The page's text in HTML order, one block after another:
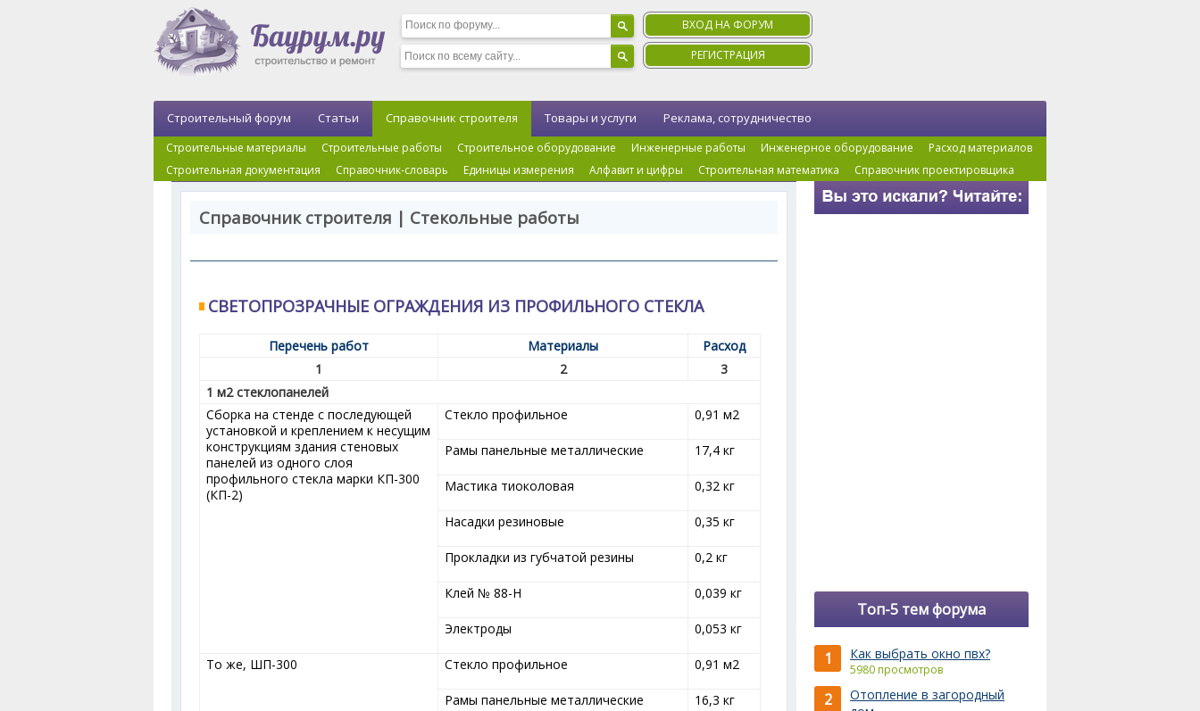
ВХОД НА ФОРУМ
РЕГИСТРАЦИЯ
Строительный форум Статьи Справочник строителя
Строительные материалы Строительные работы Строительное оборудование Инженерные работы Инженерное оборудование
Расход материалов
Строительная документация
Справочник-словарь Единицы измерения Алфавит и цифры Строительная математика Справочник проектировщика
Товары и услуги Реклама, сотрудничество
Справочник строителя | Стекольные работы
СВЕТОПРОЗРАЧНЫЕ ОГРАЖДЕНИЯ ИЗ ПРОФИЛЬНОГО СТЕКЛА
Перечень работ Материалы
Расход
1
2
3
1 м2стеклопанелей
Сборка на стенде с последующей
установкой и креплением к несущим
конструкциям здания стеновых
панелей из одного слоя
профильного стекла марки КП-300
(КП-2)
Стекло профильное 0,91 м2
Рамы панельные металлические 17,4 кг
Мастика тиоколовая 0,32 кг
Насадки резиновые 0,35 кг
Прокладки из губчатой резины 0,2 кг
Клей № 88-Н 0,039 кг
Электроды 0,053 кг
То же, ШП-300 Стекло профильное 0,91 м2
Рамы панельные металлические 16,3 кг
Топ-5 тем форума
1 Как выбрать окно пвх?
5980 просмотров
2
Отопление в загородный